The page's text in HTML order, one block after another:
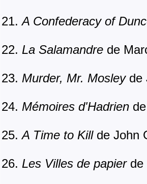
A Confederacy of
La Salamandre de
Murder, Mr. Mosleyde
Mémoires d'Hadrien
A Time to Killde John
Les Villes de papierde